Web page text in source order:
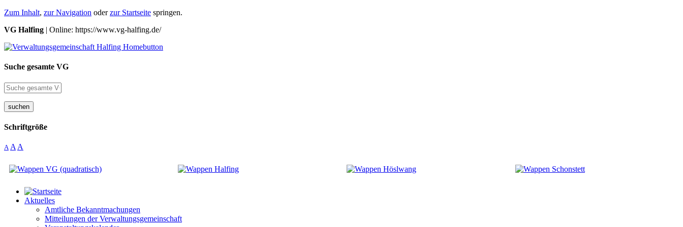
Zum Inhalt, zur Navigation oderzur Startseite springen.
VG Halfing | Online: https://www.vg-halfing.de/
Suche gesamte VG
suchen
Schriftgröße
A A A
Aktuelles
Amtliche Bekanntmachungen
Mitteilungen der Verwaltungsgemeinschaft